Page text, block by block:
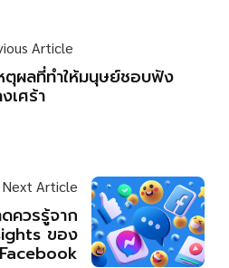
Article
ตุผลที่ทำให้มนุษย์ชอบฟัง
เศร้า
Next Article
ควรรู้จาก
ของ
Facebook